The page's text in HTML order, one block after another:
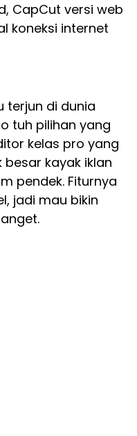
CapCut versi web
koneksi internet
terjun di dunia
tuh pilihan yang
kelas pro yang
kayak iklan
pendek. Fiturnya
jadi mau bikin